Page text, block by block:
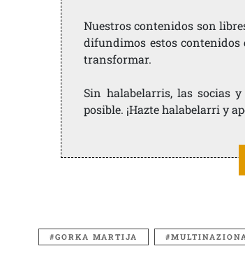
Nuestros contenidos son
difundimos estos
transformar.
Sin halabelarris, las socias
posible. ¡Hazte halabelarri y
GORKA MARTIJA